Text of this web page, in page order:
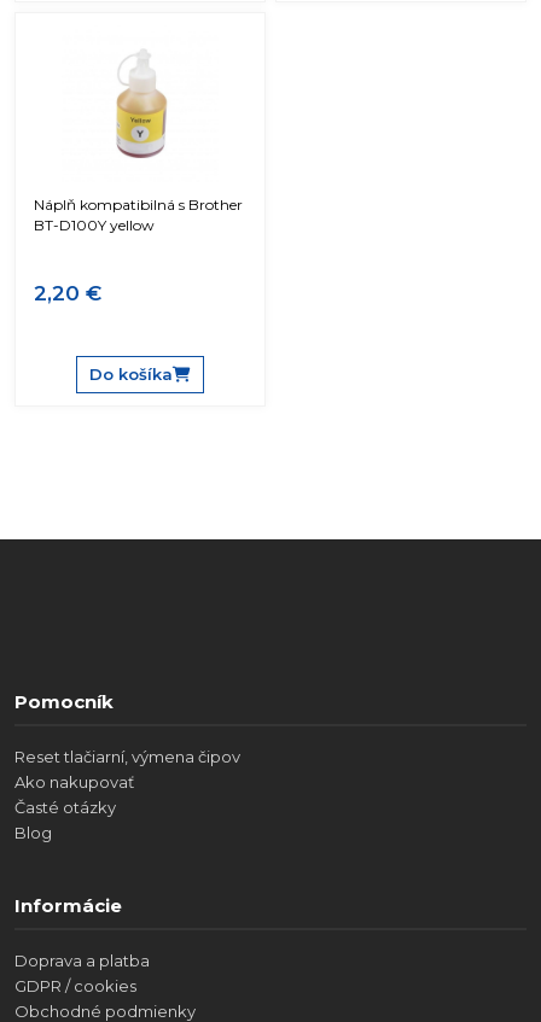
Náplň kompatibilná s Brother
BT-D100Y yellow
2,20 €
Do košíka
Pomocník
Reset tlačiarní, výmena čipov
Ako nakupovať
Časté otázky
Blog
Informácie
Doprava a platba
GDPR / cookies
Obchodné podmienky